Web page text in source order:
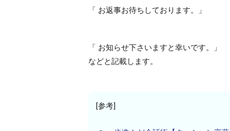
「 お返事お待ちしております。」
「 お知らせ下さいますと幸いです。」
などと記載します。
[参考]